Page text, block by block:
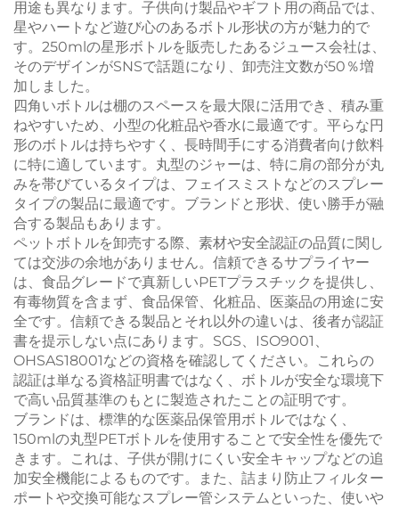
用途も異なります。子供向け製品やギフト用の商品では、
星やハートなど遊び心のあるボトル形状の方が魅力的で
す。250mlの星形ボトルを販売したあるジュース会社は、
そのデザインがSNSで話題になり、卸売注文数が50％増
加しました。
四角いボトルは棚のスペースを最大限に活用でき、積み重
ねやすいため、小型の化粧品や香水に最適です。平らな円
形のボトルは持ちやすく、長時間手にする消費者向け飲料
に特に適しています。丸型のジャーは、特に肩の部分が丸
みを帯びているタイプは、フェイスミストなどのスプレー
タイプの製品に最適です。ブランドと形状、使い勝手が融
合する製品もあります。
ペットボトルを卸売する際、素材や安全認証の品質に関し
ては交渉の余地がありません。信頼できるサプライヤー
は、食品グレードで真新しいPETプラスチックを提供し、
有毒物質を含まず、食品保管、化粧品、医薬品の用途に安
全です。信頼できる製品とそれ以外の違いは、後者が認証
書を提示しない点にあります。SGS、ISO9001、
OHSAS18001などの資格を確認してください。これらの
認証は単なる資格証明書ではなく、ボトルが安全な環境下
で高い品質基準のもとに製造されたことの証明です。
ブランドは、標準的な医薬品保管用ボトルではなく、
150mlの丸型PETボトルを使用することで安全性を優先で
きます。これは、子供が開けにくい安全キャップなどの追
加安全機能によるものです。また、詰まり防止フィルター
ポートや交換可能なスプレー管システムといった、使いや